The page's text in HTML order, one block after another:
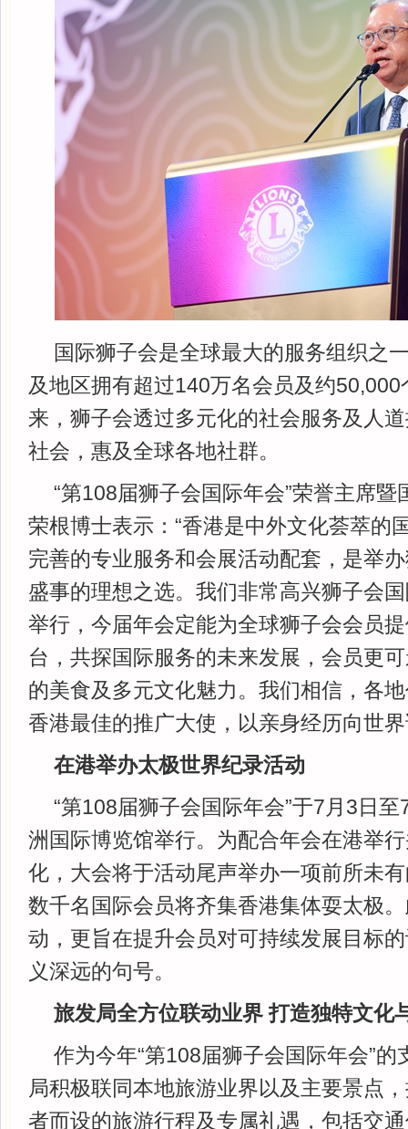
国际狮子会是全球最大的服务组织之
及地区拥有超过140万名会员及约
来，狮子会透过多元化的社会服务及人
社会，惠及全球各地社群。
“第108届狮子会国际年会”荣誉主席
荣根博士表示：“香港是中外文化荟萃的
完善的专业服务和会展活动配套，是举
盛事的理想之选。我们非常高兴狮子会
举行，今届年会定能为全球狮子会会员
台，共探国际服务的未来发展，会员更
的美食及多元文化魅力。我们相信，各
香港最佳的推广大使，以亲身经历向世
在港举办太极世界纪录活动
“第108届狮子会国际年会”于7月3日
洲国际博览馆举行。为配合年会在港举
化，大会将于活动尾声举办一项前所未
数千名国际会员将齐集香港集体耍太极
动，更旨在提升会员对可持续发展目标
义深远的句号。
旅发局全方位联动业界 打造独特文化
作为今年“第108届狮子会国际年会”
局积极联同本地旅游业界以及主要景点
者而设的旅游行程及专属礼遇，包括交